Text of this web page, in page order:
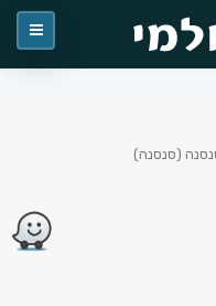
(סנסנה)